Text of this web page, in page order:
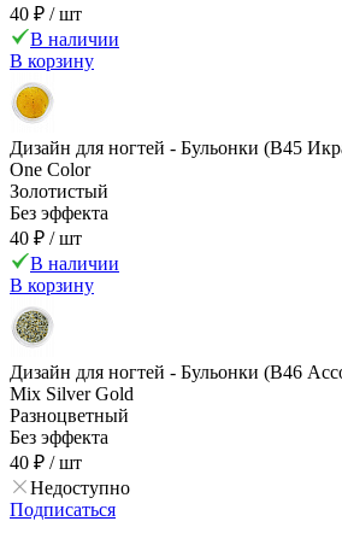
40 ₽ / шт
В наличии
В корзину
Дизайн для ногтей - Бульонки (B45
One Color
Золотистый
Без эффекта
40 ₽ / шт
В наличии
В корзину
Дизайн для ногтей - Бульонки (B46
Mix Silver Gold
Разноцветный
Без эффекта
40 ₽ / шт
Недоступно
Подписаться